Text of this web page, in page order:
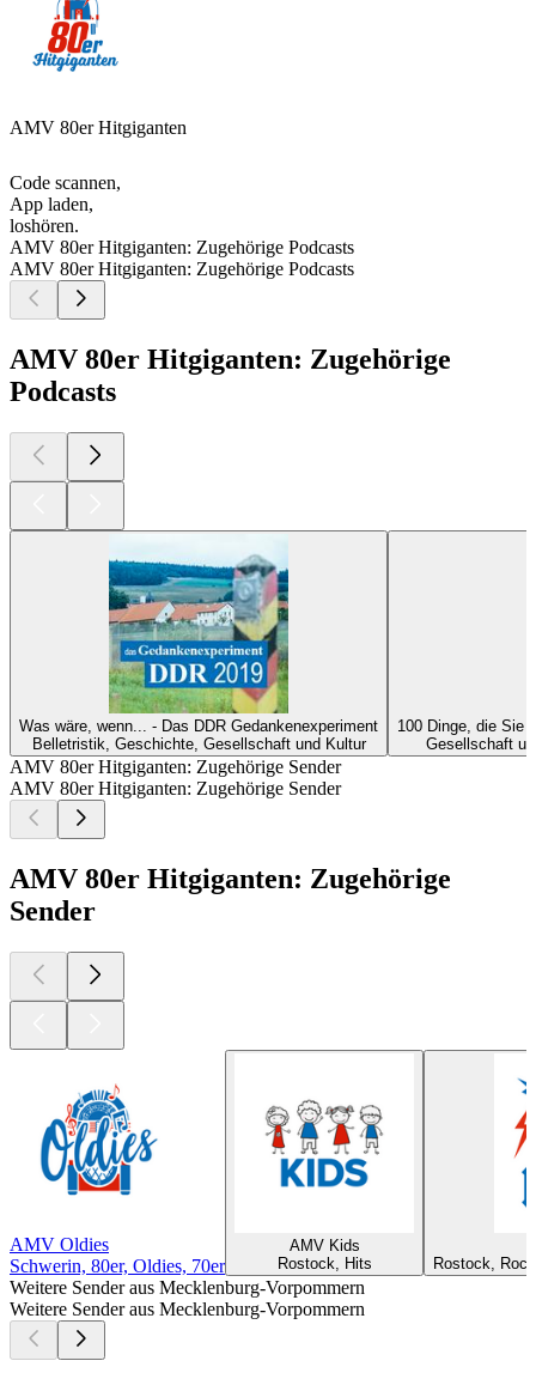
AMV 80er Hitgiganten
Code scannen,
App laden,
loshören.
AMV 80er Hitgiganten: Zugehörige Podcasts
AMV 80er Hitgiganten: Zugehörige Podcasts
AMV 80er Hitgiganten: Zugehörige
Podcasts
Was wäre, wenn... - Das DDR Gedankenexperiment
Belletristik, Geschichte, Gesellschaft und Kultur
100 Dinge, die Sie
Gesellschaft
AMV 80er Hitgiganten: Zugehörige Sender
AMV 80er Hitgiganten: Zugehörige Sender
AMV 80er Hitgiganten: Zugehörige
Sender
AMV Oldies
Schwerin, 80er, Oldies, 70er
AMV Kids
Rostock, Hits
Rostock,
Weitere Sender aus Mecklenburg-Vorpommern
Weitere Sender aus Mecklenburg-Vorpommern